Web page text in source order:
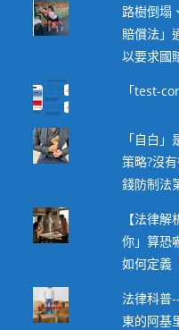
路樹倒塌
賠償法」
以要求國
「test-
「自白
策略?沒
錢防制法
【法律
你」算恐
如何定義
法律科普
東的阿基